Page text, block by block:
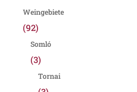
Weingebiete
(92)
Somló
(3)
Tornai